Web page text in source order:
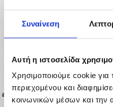
Συναίνεση
Αυτή η ιστοσελίδα
Χρησιμοποιούμε cookie για
περιεχομένου και
κοινωνικών μέσων και την